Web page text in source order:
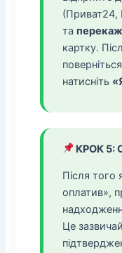
та
картку.
натисніть
КРОК 5:
Після того
оплатив»,
Це